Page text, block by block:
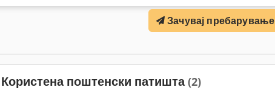
Зачувај пребарување
Користена поштенски патишта(2)